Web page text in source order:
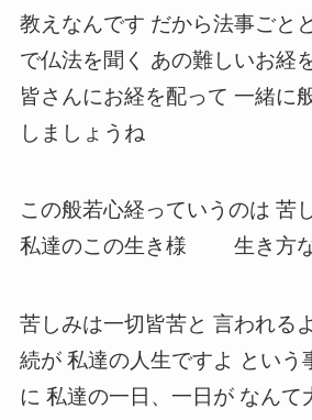
教えなんです だから法事ごと
で仏法を聞く あの難しいお経
皆さんにお経を配って 一緒に
しましょうね
この般若心経っていうのは 苦
私達のこの生き様 生き方
苦しみは一切皆苦と 言われる
続が 私達の人生ですよ という
に 私達の一日、一日が なんて